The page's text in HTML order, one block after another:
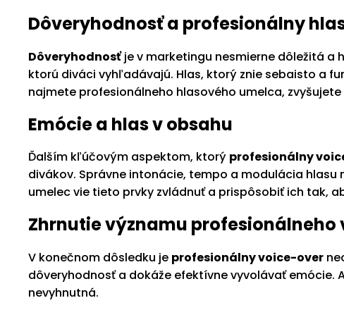
Dôveryhodnosť a profesionálny
Dôveryhodnosťje v marketingu nesmierne dôležitá a
ktorú diváci vyhľadávajú. Hlas, ktorý znie sebaisto a
najmete profesionálneho hlasového umelca,
Emócie a hlas v obsahu
Ďalším kľúčovým aspektom, ktorý profesionálny
divákov. Správne intonácie, tempo a modulácia
umelec vie tieto prvky zvládnuť a prispôsobiť ich tak,
Zhrnutie významu
V konečnom dôsledku je profesionálny voice-over
dôveryhodnosť a dokáže efektívne vyvolávať
nevyhnutná.